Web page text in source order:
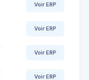
Voir ERP
Voir ERP
Voir ERP
Voir ERP